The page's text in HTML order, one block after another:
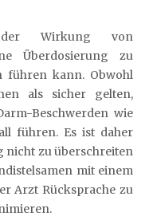
Wirkung von
Überdosierung zu
führen kann. Obwohl
als sicher gelten,
Beschwerden wie
führen. Es ist daher
nicht zu überschreiten
mit einem
Arzt Rücksprache zu